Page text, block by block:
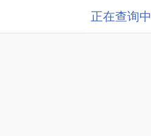
正在查询中